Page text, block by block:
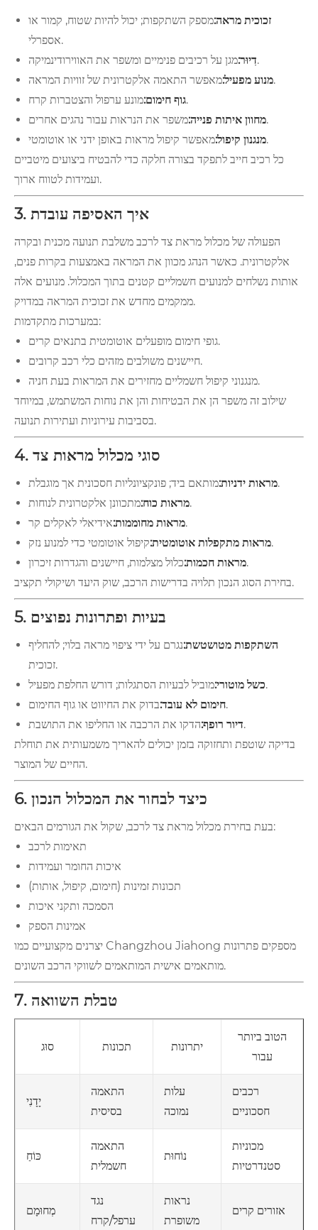
זכוכית מראה:מספק השתקפות; יכול להיות שטוח, קמור או
אספרלי.
דִיוּר:מגן על רכיבים פנימיים ומשפר את האווירודינמיקה.
מנוע מפעיל:מאפשר התאמה אלקטרונית של זוויות המראה.
גוף חימום:מונע ערפול והצטברות קרח.
מחוון איתות פנייה:משפר את הנראות עבור נהגים אחרים.
מנגנון קיפול:מאפשר קיפול מראות באופן ידני או אוטומטי.
כל רכיב חייב לתפקד בצורה חלקה כדי להבטיח ביצועים מיטביים
ועמידות לטווח ארוך.
3. איך האסיפה עובדת
הפעולה של מכלול מראת צד לרכב משלבת תנועה מכנית ובקרה
אלקטרונית. כאשר הנהג מכוון את המראה באמצעות בקרות פנים,
אותות נשלחים למנועים חשמליים קטנים בתוך המכלול. מנועים אלה
ממקמים מחדש את זכוכית המראה במדויק.
במערכות מתקדמות:
גופי חימום מופעלים אוטומטית בתנאים קרים.
חיישנים משולבים מזהים כלי רכב קרובים.
מנגנוני קיפול חשמליים מחזירים את המראות בעת חניה.
שילוב זה משפר הן את הבטיחות והן את נוחות המשתמש, במיוחד
בסביבות עירוניות ועתירות תנועה.
4. סוגי מכלול מראות צד
מראות ידניות:מותאם ביד; פונקציונליות חסכונית אך מוגבלת.
מראות כוח:מתכוונן אלקטרונית לנוחות.
מראות מחוממות:אידיאלי לאקלים קר.
מראות מתקפלות אוטומטית:קיפול אוטומטי כדי למנוע נזק.
מראות חכמות:כלול מצלמות, חיישנים והגדרות זיכרון.
בחירת הסוג הנכון תלויה בדרישות הרכב, שוק היעד ושיקולי תקציב.
5. בעיות ופתרונות נפוצים
השתקפות מטושטשת:נגרם על ידי ציפוי מראה בלוי; להחליף
זכוכית.
כשל מוטורי:מוביל לבעיות הסתגלות; דורש החלפת מפעיל.
חימום לא עובד:בדוק את החיווט או גוף החימום.
דיור רופף:הדקו את הרכבה או החליפו את התושבת.
בדיקה שוטפת ותחזוקה בזמן יכולים להאריך משמעותית את תוחלת
החיים של המוצר.
6. כיצד לבחור את המכלול הנכון
בעת בחירת מכלול מראת צד לרכב, שקול את הגורמים הבאים:
תאימות לרכב
איכות החומר ועמידות
תכונות זמינות (חימום, קיפול, אותות)
הסמכה ותקני איכות
אמינות הספק
יצרנים מקצועיים כמו Changzhou Jiahong מספקים פתרונות
מותאמים אישית המותאמים לשווקי הרכב השונים.
7. טבלת השוואה
סוּג תכונות יתרונות
הטוב ביותר
עבור
יָדָנִי
התאמה
בסיסית
עלות
נמוכה
רכבים
חסכוניים
כּוֹחַ
התאמה
חשמלית
נוֹחוּת
מכוניות
סטנדרטיות
מְחוּמָם
נגד
ערפל/קרח
נראות
משופרת
אזורים קרים